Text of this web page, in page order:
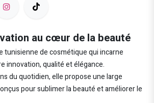
au cœur de la beauté
tunisienne de cosmétique qui incarne
innovation, qualité et élégance.
du quotidien, elle propose une large
pour sublimer la beauté et améliorer le